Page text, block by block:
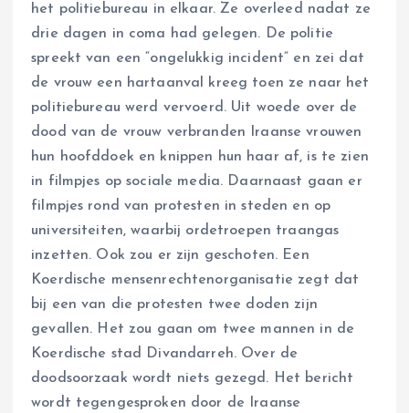
het politiebureau in elkaar. Ze overleed nadat ze
drie dagen in coma had gelegen. De politie
spreekt van een “ongelukkig incident” en zei dat
de vrouw een hartaanval kreeg toen ze naar het
politiebureau werd vervoerd. Uit woede over de
dood van de vrouw verbranden Iraanse vrouwen
hun hoofddoek en knippen hun haar af, is te zien
in filmpjes op sociale media. Daarnaast gaan er
filmpjes rond van protesten in steden en op
universiteiten, waarbij ordetroepen traangas
inzetten. Ook zou er zijn geschoten. Een
Koerdische mensenrechtenorganisatie zegt dat
bij een van die protesten twee doden zijn
gevallen. Het zou gaan om twee mannen in de
Koerdische stad Divandarreh. Over de
doodsoorzaak wordt niets gezegd. Het bericht
wordt tegengesproken door de Iraanse